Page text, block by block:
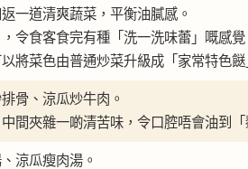
一道清爽蔬菜，平衡油膩感。
令食客食完有種「洗一洗味蕾」嘅感覺
將菜色由普通炒菜升級成「家常特色餸
骨、涼瓜炒牛肉。
間夾雜一啲清苦味，令口腔唔會油到「
涼瓜瘦肉湯。